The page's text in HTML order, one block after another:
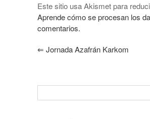
Este sitio usa Akismet para
Aprende cómo se procesan los
comentarios.
⇐ Jornada Azafrán Karkom